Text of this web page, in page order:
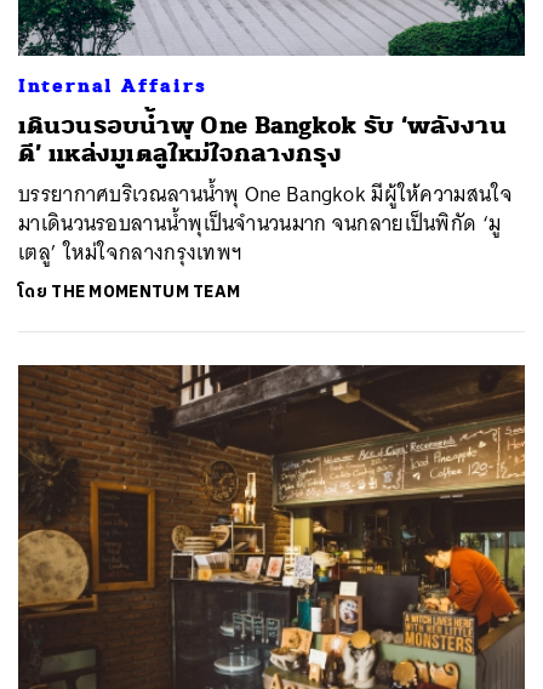
Internal Affairs
เดินวนรอบน้ำพุ One Bangkok รับ ‘พลังงาน
ดี’ แหล่งมูเตลูใหม่ใจกลางกรุง
บรรยากาศบริเวณลานน้ำพุ One Bangkok มีผู้ให้ความสนใจ
มาเดินวนรอบลานน้ำพุเป็นจำนวนมาก จนกลายเป็นพิกัด ‘มู
เตลู’ ใหม่ใจกลางกรุงเทพฯ
โดย THE MOMENTUM TEAM